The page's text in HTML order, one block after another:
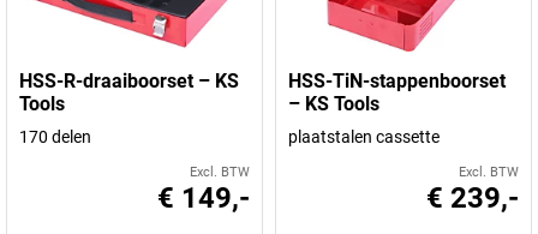
HSS-R-draaiboorset – KS
Tools
170 delen
Excl. BTW
€ 149,-
HSS-TiN-stappenboorset
– KS Tools
plaatstalen cassette
Excl. BTW
€ 239,-